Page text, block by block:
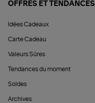
OFFRES ET TENDANCES
Idées Cadeaux
Carte Cadeau
Valeurs Sûres
Tendances du moment
Soldes
Archives